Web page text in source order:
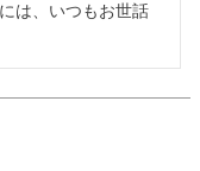
は、いつもお世話